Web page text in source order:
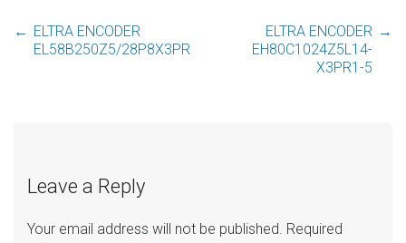
Post
← ELTRA ENCODER
EL58B250Z5/28P8X3PR
ELTRA ENCODER
EH80C1024Z5L14-
X3PR1-5
→
Leave a Reply
Your email address will not be published. Required